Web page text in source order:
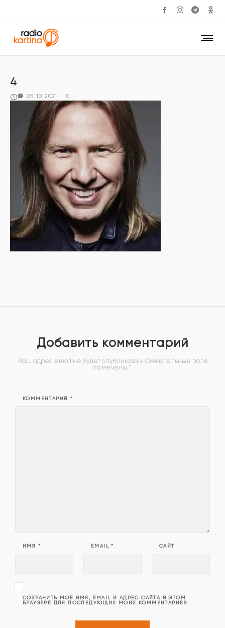
4
05.10.2021 0
Добавить комментарий
Ваш адрес email не будет опубликован. Обязательные поля
помечены *
КОММЕНТАРИЙ *
ИМЯ * EMAIL* САЙТ
СОХРАНИТЬ МОЁ ИМЯ, EMAIL И АДРЕС САЙТА В ЭТОМ
БРАУЗЕРЕ ДЛЯ ПОСЛЕДУЮЩИХ МОИХ КОММЕНТАРИЕВ.